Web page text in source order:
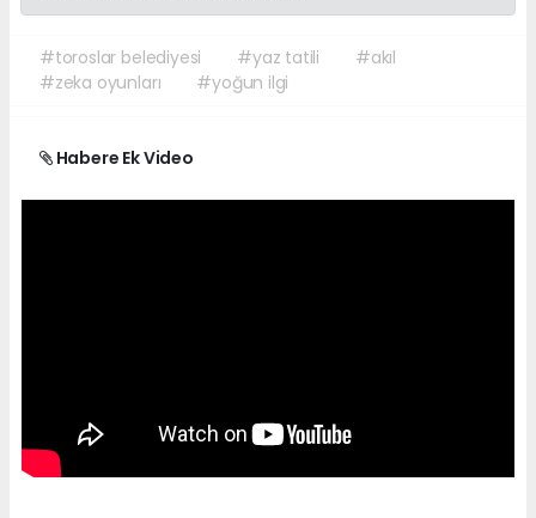
#toroslar belediyesi #yaz tatili
#akıl
#zeka oyunları
#yoğun ilgi
Habere Ek Video